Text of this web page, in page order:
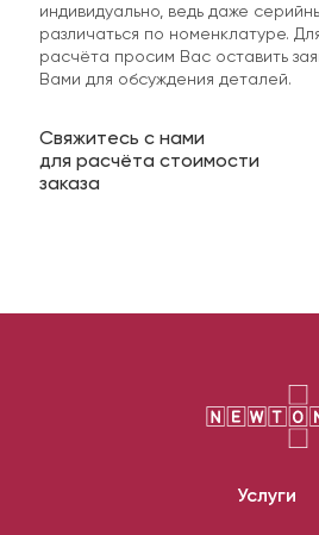
индивидуально, ведь даже
различаться по номенклатуре.
расчёта просим Вас оставить
Вами для обсуждения деталей.
Свяжитесь с нами
для расчёта стоимости
заказа
Услуги